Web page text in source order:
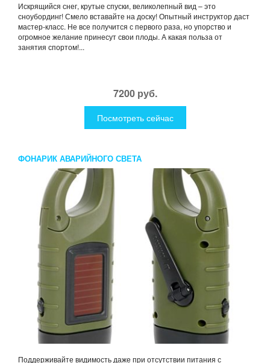
Искрящийся снег, крутые спуски, великолепный вид – это
сноубординг! Смело вставайте на доску! Опытный инструктор даст
мастер-класс. Не все получится с первого раза, но упорство и
огромное желание принесут свои плоды. А какая польза от
занятия спортом!...
7200 руб.
Посмотреть сейчас
ФОНАРИК АВАРИЙНОГО СВЕТА
Поддерживайте видимость даже при отсутствии питания с